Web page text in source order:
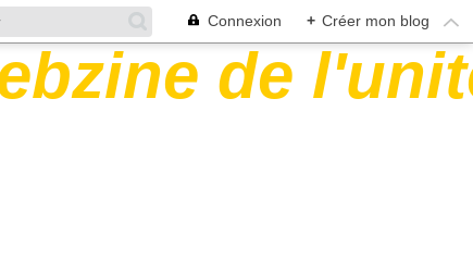
Connexion + Créer mon blog